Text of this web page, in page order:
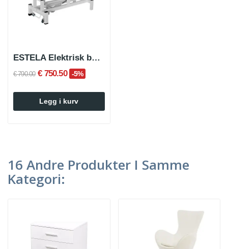
ESTELA Elektrisk behandlings- og massasjebenk
€ 790.00 € 750.50 -5%
Legg i kurv
16 Andre Produkter I Samme
Kategori: